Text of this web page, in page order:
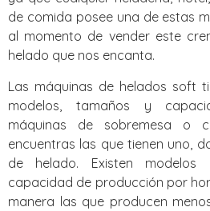
de comida posee una de estas
al momento de vender este
helado que nos encanta.
Las máquinas de helados soft
modelos, tamaños y
máquinas de sobremesa o
encuentras las que tienen uno,
de helado. Existen
capacidad de producción por
manera las que producen